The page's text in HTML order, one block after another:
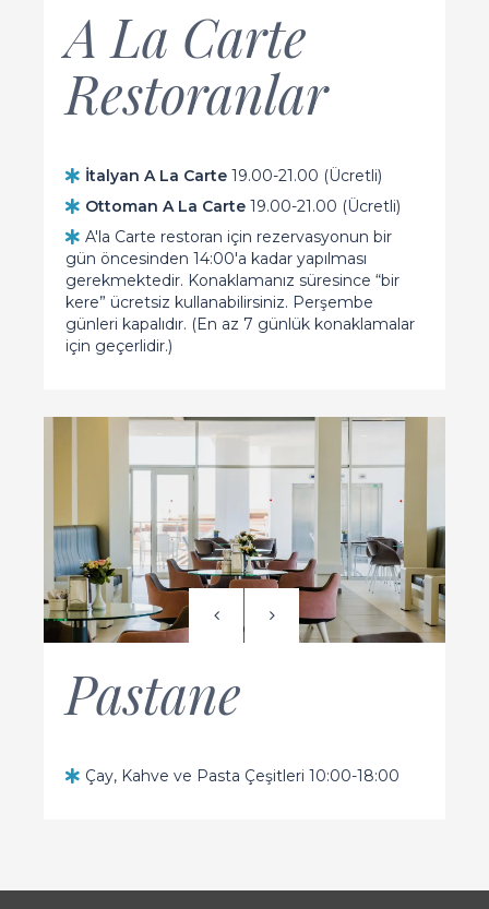
A La Carte
Restoranlar
İtalyan A La Carte 19.00-21.00 (Ücretli)
Ottoman A La Carte 19.00-21.00 (Ücretli)
A'la Carte restoran için rezervasyonun bir
gün öncesinden 14:00'a kadar yapılması
gerekmektedir. Konaklamanız süresince “bir
kere” ücretsiz kullanabilirsiniz. Perşembe
günleri kapalıdır. (En az 7 günlük konaklamalar
için geçerlidir.)
Pastane
Çay, Kahve ve Pasta Çeşitleri 10:00-18:00